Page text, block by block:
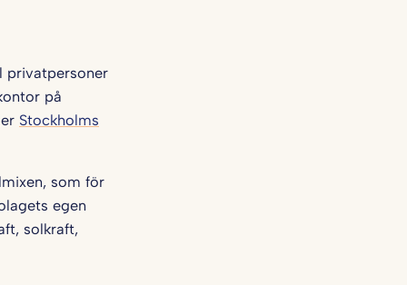
privatpersoner
på
Stockholms
som för
egen
solkraft,